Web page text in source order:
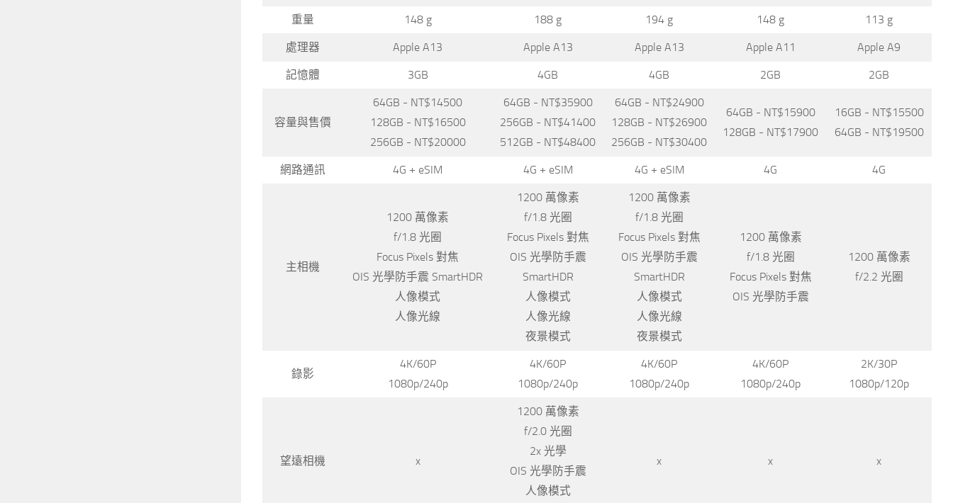
重量 148 g 188 g 194 g 148 g 113 g
處理器 Apple A13 Apple A13 Apple A13 Apple A11 Apple A9
記憶體 3GB 4GB 4GB 2GB 2GB
容量與售價
64GB - NT$14500
128GB - NT$16500
256GB - NT$20000
64GB - NT$35900
256GB - NT$41400
512GB - NT$48400
64GB - NT$24900
128GB - NT$26900
256GB - NT$30400
64GB - NT$15900
128GB - NT$17900
16GB - NT$15500
64GB - NT$19500
網路通訊 4G + eSIM 4G + eSIM 4G + eSIM 4G 4G
主相機
1200 萬像素
f/1.8 光圈
Focus Pixels 對焦
OIS 光學防手震 SmartHDR
人像模式
人像光線
1200 萬像素
f/1.8 光圈
Focus Pixels 對焦
OIS 光學防手震
SmartHDR
人像模式
人像光線
夜景模式
1200 萬像素
f/1.8 光圈
Focus Pixels 對焦
OIS 光學防手震
SmartHDR
人像模式
人像光線
夜景模式
1200 萬像素
f/1.8 光圈
Focus Pixels 對焦
OIS 光學防手震
1200 萬像素
f/2.2 光圈
錄影
4K/60P
1080p/240p
4K/60P
1080p/240p
4K/60P
1080p/240p
4K/60P
1080p/240p
2K/30P
1080p/120p
望遠相機 x
1200 萬像素
f/2.0 光圈
2x 光學
OIS 光學防手震
人像模式
x x x